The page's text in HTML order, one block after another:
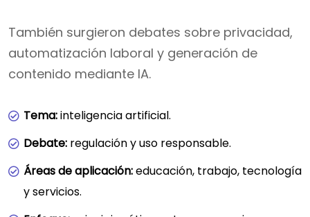
También surgieron debates sobre privacidad,
automatización laboral y generación de
contenido mediante IA.
Tema:inteligencia artificial.
Debate: regulación y uso responsable.
Áreas de aplicación:educación, trabajo, tecnología
y servicios.